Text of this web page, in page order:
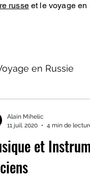
russeet le voyage en
en Russie
et
Alain Mihelic
11 juil. 2020
4 min de